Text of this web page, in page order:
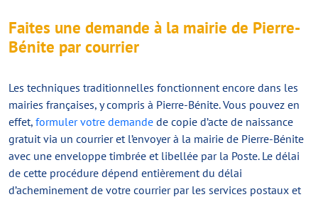
Faites une demande à la mairie de Pierre-
Bénite par courrier
Les techniques traditionnelles fonctionnent encore dans les
mairies françaises, y compris à Pierre-Bénite. Vous pouvez en
effet, formuler votre demande de copie d’acte de naissance
gratuit via un courrier et l’envoyer à la mairie de Pierre-Bénite
avec une enveloppe timbrée et libellée par la Poste. Le délai
de cette procédure dépend entièrement du délai
d’acheminement de votre courrier par les services postaux et